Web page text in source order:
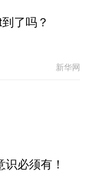
了吗？
新华网
必须有！